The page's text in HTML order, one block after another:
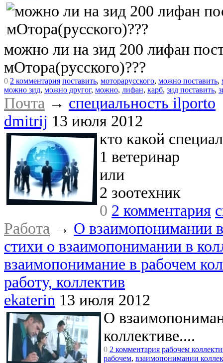
можно ли на зид 200 лифан
мОтора(русского)???
0 2 комментария поставить, моторарусского, можно поставить,
можно зид, можно другог, можно, лифан, карб, зид поставить,
Почта → специальность ilporto
dmitrij 13 июля 2012
кто какой
1 ветеринар
или
2 зоотехник
0 2 комментария
Работа → О взаимопонимании
стихи о взаимопонимании в
взаимопонимание в рабочем
работу, коллектив
ekaterin 13 июля 2012
О
коллективе....
0 2 комментария рабочем
рабочем, взаимопонимании